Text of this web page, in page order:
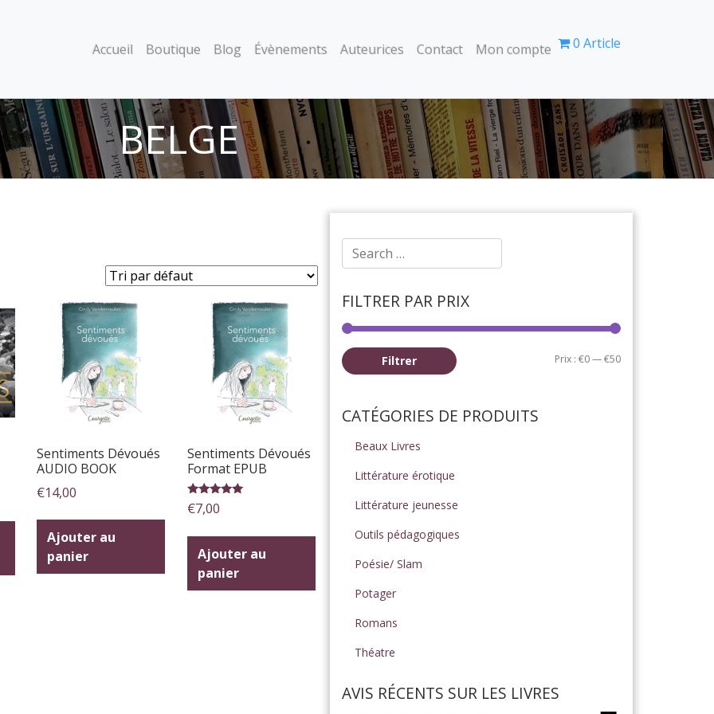
Accueil Boutique Blog Évènements Auteurices Contact Mon compte 0 Article
BELGE
Sentiments Dévoués
AUDIO BOOK
€14,00
Ajouter au
panier
Sentiments Dévoués
Format EPUB
Note
5.00
€7,00
Ajouter au
panier
FILTRER PAR PRIX
Prix
Prix
Filtrer Prix : €0—€50
CATÉGORIES DE PRODUITS
Beaux Livres
Littérature érotique
Littérature jeunesse
Outils pédagogiques
Poésie/ Slam
Potager
Romans
Théatre
AVIS RÉCENTS SUR LES LIVRES